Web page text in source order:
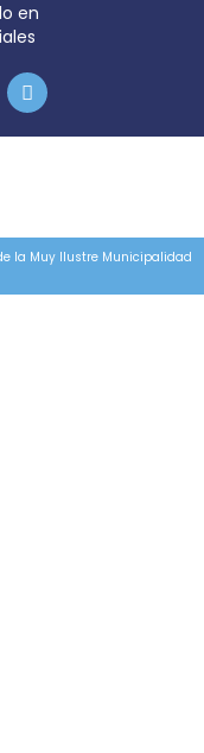
en
la Muy Ilustre Municipalidad